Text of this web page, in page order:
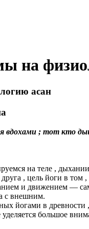
на
асан
вдохами ; тот кто
на теле ,
, цель йоги в том
и движением —
с внешним.
йогами в древности
большое